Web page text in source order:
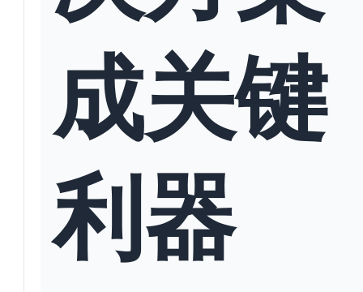
成关键
利器